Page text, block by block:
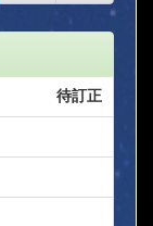
待訂正